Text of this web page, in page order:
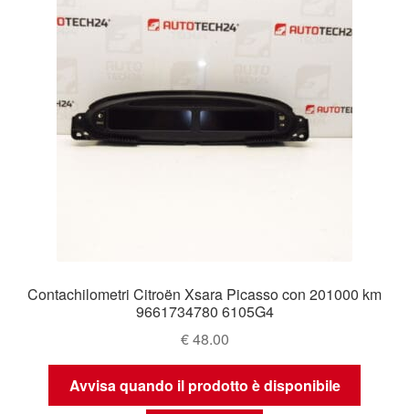
Contachilometri Citroën Xsara Picasso con 201000 km
9661734780 6105G4
€48.00
Avvisa quando il prodotto è disponibile